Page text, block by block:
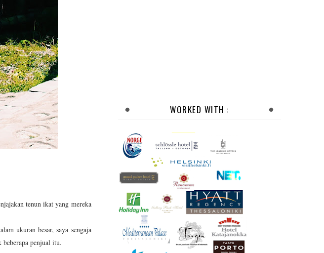
tenun ikat yang mereka
ukuran besar, saya sengaja
beberapa penjual itu.
WORKED WITH :